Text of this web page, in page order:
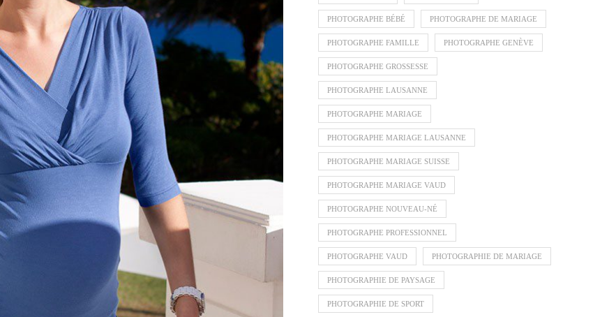
PHOTOGRAPHE BÉBÉ PHOTOGRAPHE DE MARIAGE
PHOTOGRAPHE FAMILLE PHOTOGRAPHE GENÈVE
PHOTOGRAPHE GROSSESSE
PHOTOGRAPHE LAUSANNE
PHOTOGRAPHE MARIAGE
PHOTOGRAPHE MARIAGE LAUSANNE
PHOTOGRAPHE MARIAGE SUISSE
PHOTOGRAPHE MARIAGE VAUD
PHOTOGRAPHE NOUVEAU-NÉ
PHOTOGRAPHE PROFESSIONNEL
PHOTOGRAPHE VAUD PHOTOGRAPHIE DE MARIAGE
PHOTOGRAPHIE DE PAYSAGE
PHOTOGRAPHIE DE SPORT